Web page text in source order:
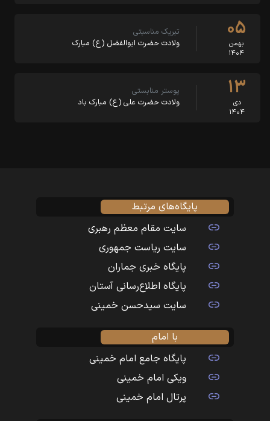
۰۵
بهمن
۱۴۰۴
تبریک مناسبتی
ولادت حضرت ابوالفضل (ع) مبارک
۱۳
دی
۱۴۰۴
پوستر منابستی
ولادت حضرت علی (ع) مبارک باد
پایگاه‌های مرتبط
سایت مقام معظم رهبری
سایت ریاست جمهوری
پایگاه خبری جماران
پایگاه اطلاع‌رسانی آستان
سایت سیدحسن خمینی
با امام
پایگاه جامع امام خمینی
ویکی امام خمینی
پرتال امام خمینی